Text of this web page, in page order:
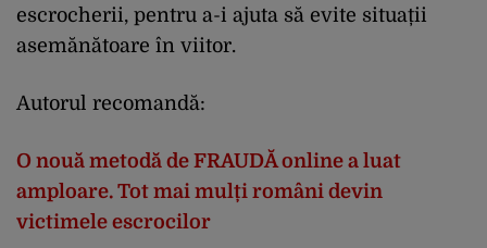
escrocherii, pentru a-i ajuta să evite situații
asemănătoare în viitor.
Autorul recomandă:
O nouă metodă de FRAUDĂ online a luat
amploare. Tot mai mulți români devin
victimele escrocilor